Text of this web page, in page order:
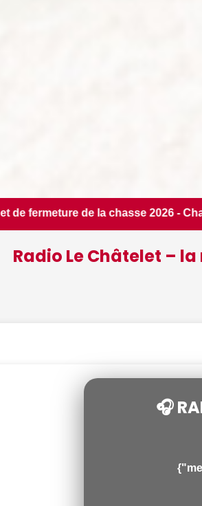
: une application
Radio Le Châtelet –
🎧